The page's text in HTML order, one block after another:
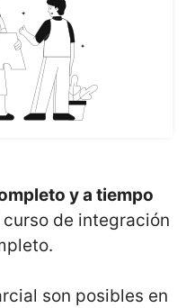
y a tiempo
de integración
son posibles en